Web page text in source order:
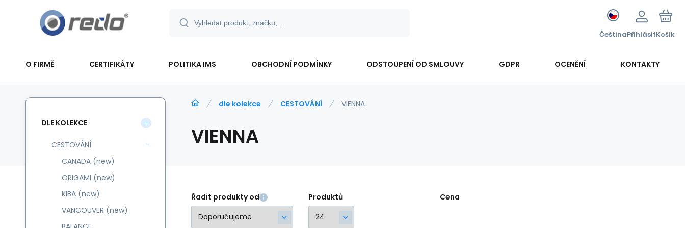
ČeštinaPřihlásitKošík
O FIRMĚ CERTIFIKÁTY POLITIKA IMS OBCHODNÍ PODMÍNKY ODSTOUPENÍ OD SMLOUVY GDPR OCENĚNÍ KONTAKTY
dle kolekce CESTOVÁNÍ VIENNA
VIENNA
Řadit produkty od Produktů Cena
DLE KOLEKCE
CESTOVÁNÍ
CANADA (new)
ORIGAMI (new)
KIBA (new)
VANCOUVER (new)